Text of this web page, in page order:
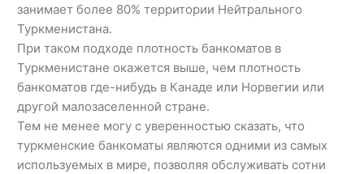
занимает более 80% территории Нейтрального
Туркменистана.
При таком подходе плотность банкоматов в
Туркменистане окажется выше, чем плотность
банкоматов где-нибудь в Канаде или Норвегии или
другой малозаселенной стране.
Тем не менее могу с уверенностью сказать, что
туркменские банкоматы являются одними из самых
используемых в мире, позволяя обслуживать сотни